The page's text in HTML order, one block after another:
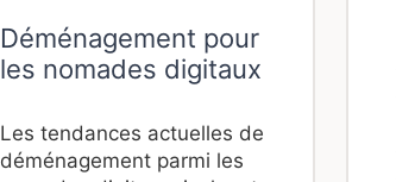
Déménagement pour
les nomades digitaux
Les tendances actuelles de
déménagement parmi les